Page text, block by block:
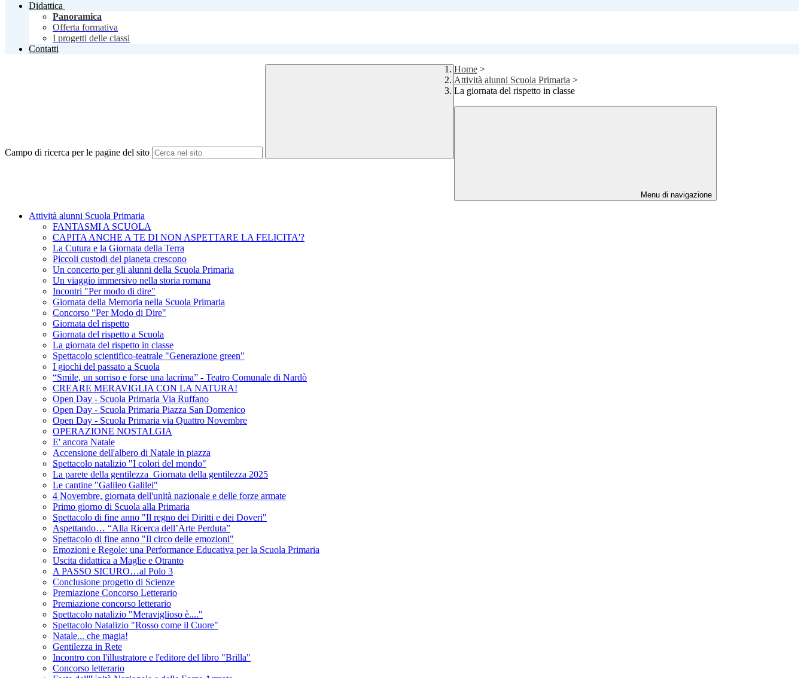
Didattica
Panoramica
Offerta formativa
I progetti delle classi
Contatti
Campo di ricerca per le pagine del sito
Home >
Attività alunni Scuola Primaria >
La giornata del rispetto in classe
Menu di navigazione
Attività alunni Scuola Primaria
FANTASMI A SCUOLA
CAPITA ANCHE A TE DI NON ASPETTARE LA FELICITA'?
La Cutura e la Giornata della Terra
Piccoli custodi del pianeta crescono
Un concerto per gli alunni della Scuola Primaria
Un viaggio immersivo nella storia romana
Incontri "Per modo di dire"
Giornata della Memoria nella Scuola Primaria
Concorso "Per Modo di Dire"
Giornata del rispetto
Giornata del rispetto a Scuola
La giornata del rispetto in classe
Spettacolo scientifico-teatrale "Generazione green"
I giochi del passato a Scuola
“Smile, un sorriso e forse una lacrima” - Teatro Comunale di Nardò
CREARE MERAVIGLIA CON LA NATURA!
Open Day - Scuola Primaria Via Ruffano
Open Day - Scuola Primaria Piazza San Domenico
Open Day - Scuola Primaria via Quattro Novembre
OPERAZIONE NOSTALGIA
E' ancora Natale
Accensione dell'albero di Natale in piazza
Spettacolo natalizio "I colori del mondo"
La parete della gentilezza_Giornata della gentilezza 2025
Le cantine "Galileo Galilei"
4 Novembre, giornata dell'unità nazionale e delle forze armate
Primo giorno di Scuola alla Primaria
Spettacolo di fine anno "Il regno dei Diritti e dei Doveri"
Aspettando… “Alla Ricerca dell’Arte Perduta”
Spettacolo di fine anno "Il circo delle emozioni"
Emozioni e Regole: una Performance Educativa per la Scuola Primaria
Uscita didattica a Maglie e Otranto
A PASSO SICURO…al Polo 3
Conclusione progetto di Scienze
Premiazione Concorso Letterario
Premiazione concorso letterario
Spettacolo natalizio "Meraviglioso è...."
Spettacolo Natalizio "Rosso come il Cuore"
Natale... che magia!
Gentilezza in Rete
Incontro con l'illustratore e l'editore del libro "Brilla"
Concorso letterario